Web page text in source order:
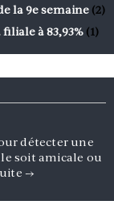
la 9e semaine (2)
à 83,93% (1)
détecter une
soit amicale ou
→